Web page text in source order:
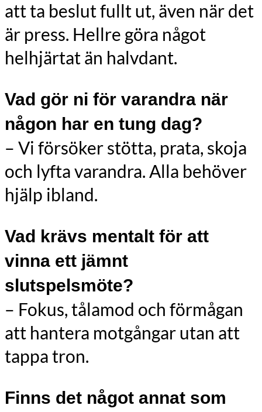
att ta beslut fullt ut, även när det
är press. Hellre göra något
helhjärtat än halvdant.
Vad gör ni för varandra när
någon har en tung dag?
– Vi försöker stötta, prata, skoja
och lyfta varandra. Alla behöver
hjälp ibland.
Vad krävs mentalt för att
vinna ett jämnt
slutspelsmöte?
– Fokus, tålamod och förmågan
att hantera motgångar utan att
tappa tron.
Finns det något annat som